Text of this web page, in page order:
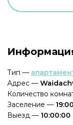
Тип —
Адрес —
Количество
Заселение —
Выезд — 10:00:00